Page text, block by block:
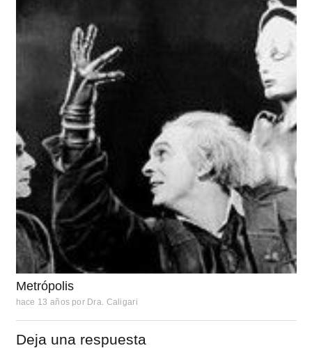
Metrópolis
hace 13 años por Dra. Caligari
Deja una respuesta